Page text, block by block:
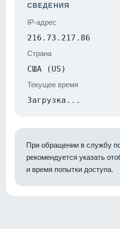
СВЕДЕНИЯ
IP-адрес
216.73.217.86
Страна
США (US)
Текущее время
Загрузка...
При обращении в службу
рекомендуется указать
и время попытки доступа.